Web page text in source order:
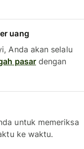
uang
Anda akan selalu
pasardengan
untuk memeriksa
ke waktu.